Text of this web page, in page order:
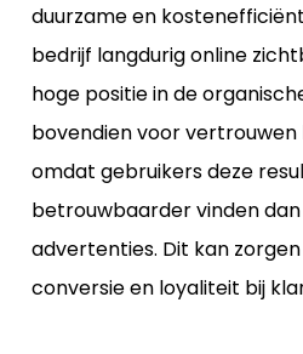
duurzame en
bedrijf langdurig online
hoge positie in de
bovendien voor vertrouwen
omdat gebruikers deze
betrouwbaarder vinden
advertenties. Dit kan
conversie en loyaliteit bij